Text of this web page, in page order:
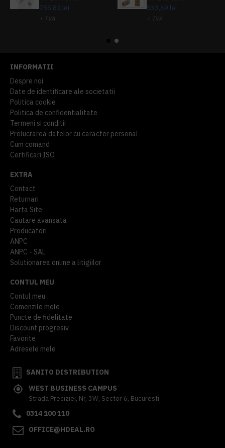
755,82 lei
+ TVA
533,69 lei
+ TVA
INFORMATII
Despre noi
Date de identificare ale societatii
Politica cookie
Politica de confidentialitate
Termeni si conditii
Prelucrarea datelor cu caracter personal
Cum comand
Certificari ISO
EXTRA
Contact
Returnari
Harta Site
Cautare avansata
Producatori
ANPC
ANPC - SAL
Solutionarea online a litigiilor
CONTUL MEU
Contul meu
Comenzile mele
Puncte de fidelitate
Discount progresiv
Favorite
Adresele mele
SANITO DISTRIBUTION
WEST BUSINESS CAMPUS
Strada Preciziei, Nr, 3W, Sector 6, Bucuresti
0314 100 110
OFFICE@HDEAL.RO